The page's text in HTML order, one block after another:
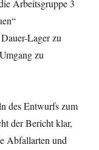
Arbeitsgruppe 3
Lager zu
zu
des Entwurfs zum
der Bericht klar,
Abfallarten und